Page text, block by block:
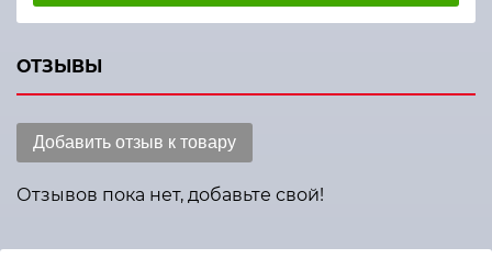
ОТЗЫВЫ
Добавить отзыв к товару
Отзывов пока нет, добавьте свой!